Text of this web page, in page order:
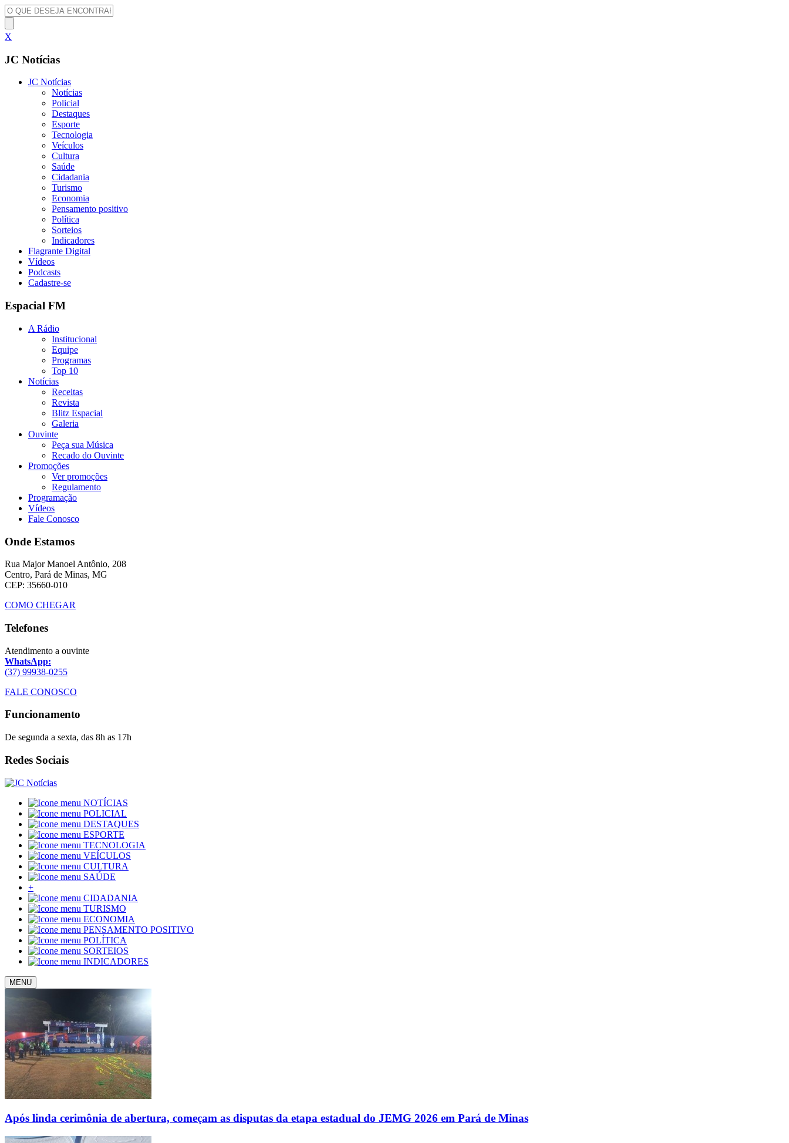
X
JC Notícias
JC Notícias
Notícias
Policial
Destaques
Esporte
Tecnologia
Veículos
Cultura
Saúde
Cidadania
Turismo
Economia
Pensamento positivo
Política
Sorteios
Indicadores
Flagrante Digital
Vídeos
Podcasts
Cadastre-se
Espacial FM
A Rádio
Institucional
Equipe
Programas
Top 10
Notícias
Receitas
Revista
Blitz Espacial
Galeria
Ouvinte
Peça sua Música
Recado do Ouvinte
Promoções
Ver promoções
Regulamento
Programação
Vídeos
Fale Conosco
Onde Estamos
Rua Major Manoel Antônio, 208
Centro, Pará de Minas, MG
CEP: 35660-010
COMO CHEGAR
Telefones
Atendimento a ouvinte
WhatsApp:
(37) 99938-0255
FALE CONOSCO
Funcionamento
De segunda a sexta, das 8h as 17h
Redes Sociais
NOTÍCIAS
POLICIAL
DESTAQUES
ESPORTE
TECNOLOGIA
VEÍCULOS
CULTURA
SAÚDE
+
CIDADANIA
TURISMO
ECONOMIA
PENSAMENTO POSITIVO
POLÍTICA
SORTEIOS
INDICADORES
MENU
Após linda cerimônia de abertura, começam as disputas da etapa estadual do JEMG 2026 em Pará de Minas